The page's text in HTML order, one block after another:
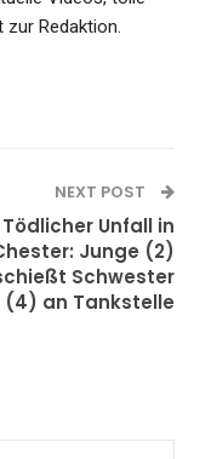
zur Redaktion.
NEXT POST
Tödlicher Unfall in
Junge (2)
Schwester
(4) an Tankstelle